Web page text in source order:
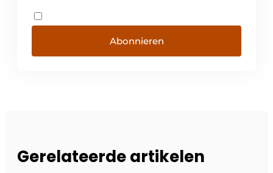
Abonnieren
Gerelateerde artikelen